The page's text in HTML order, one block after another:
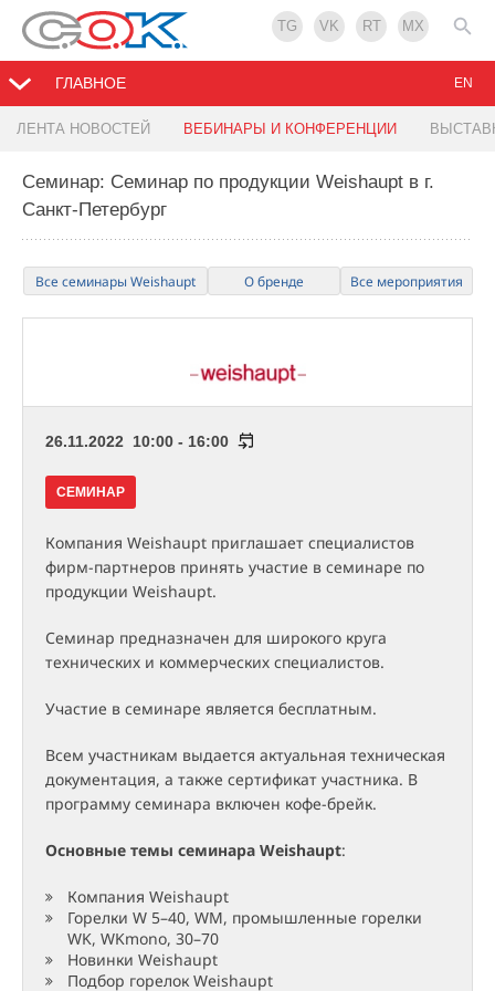
TG VK RT MX
ГЛАВНОЕ
ЛЕНТА НОВОСТЕЙ ВЕБИНАРЫ И КОНФЕРЕНЦИИ
EN
Семинар: Семинар по продукции Weishaupt в г.
Санкт-Петербург
Все семинары Weishaupt О бренде Все мероприятия
26.11.2022 10:00 - 16:00
СЕМИНАР
Компания Weishaupt приглашает специалистов
фирм-партнеров принять участие в семинаре по
продукции Weishaupt.
Семинар предназначен для широкого круга
технических и коммерческих специалистов.
Участие в семинаре является бесплатным.
Всем участникам выдается актуальная техническая
документация, а также сертификат участника. В
программу семинара включен кофе-брейк.
Основные темы семинара Weishaupt:
Компания Weishaupt
Горелки W 5–40, WM, промышленные горелки
WK, WKmono, 30–70
Новинки Weishaupt
Подбор горелок Weishaupt